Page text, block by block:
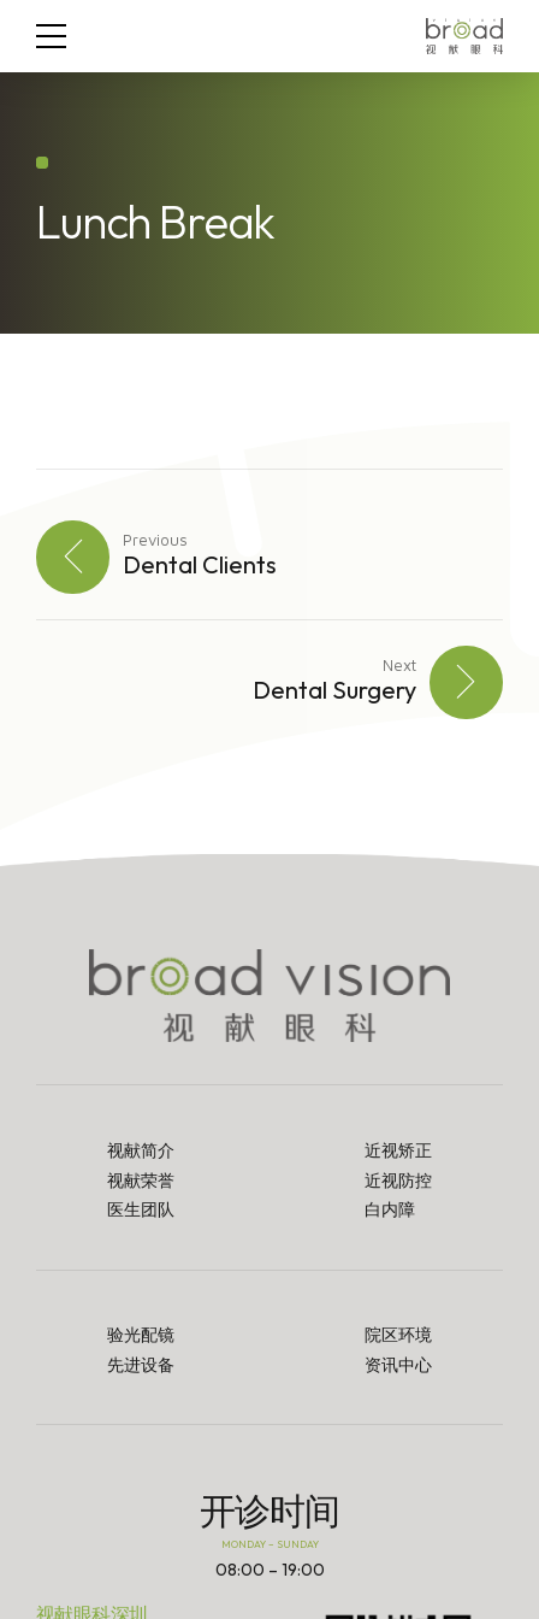
Lunch Break
Previous
Dental Clients
Next
Dental Surgery
视献简介
视献荣誉
医生团队
近视矫正
近视防控
白内障
验光配镜
先进设备
院区环境
资讯中心
开诊时间
MONDAY – SUNDAY
08:00 – 19:00